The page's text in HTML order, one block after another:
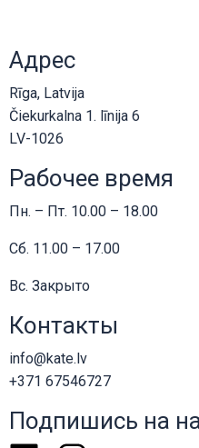
Адрес
Rīga, Latvija
Čiekurkalna 1. līnija 6
LV-1026
Рабочее время
Пн. – Пт. 10.00 – 18.00
Сб. 11.00 – 17.00
Вс. Закрыто
Контакты
info@kate.lv
+371 67546727
Подпишись на